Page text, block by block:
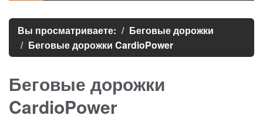
Вы просматриваете:
Беговые дорожки
Беговые дорожки CardioPower
Беговые дорожки
CardioPower